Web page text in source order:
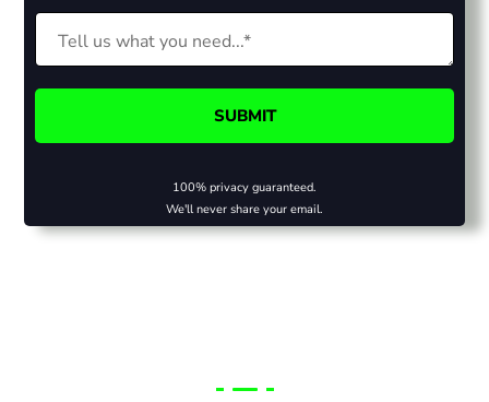
100% privacy guaranteed.
We'll never share your email.